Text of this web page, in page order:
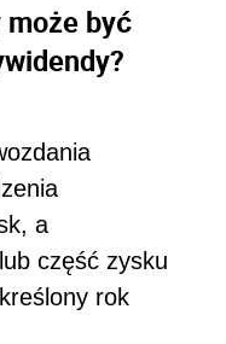
być
a
część zysku
rok